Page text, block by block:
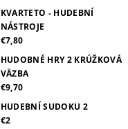
KVARTETO - HUDEBNÍ
NÁSTROJE
€7,80
HUDOBNÉ HRY 2 KRÚŽKOVÁ
VÄZBA
€9,70
HUDEBNÍ SUDOKU 2
€2